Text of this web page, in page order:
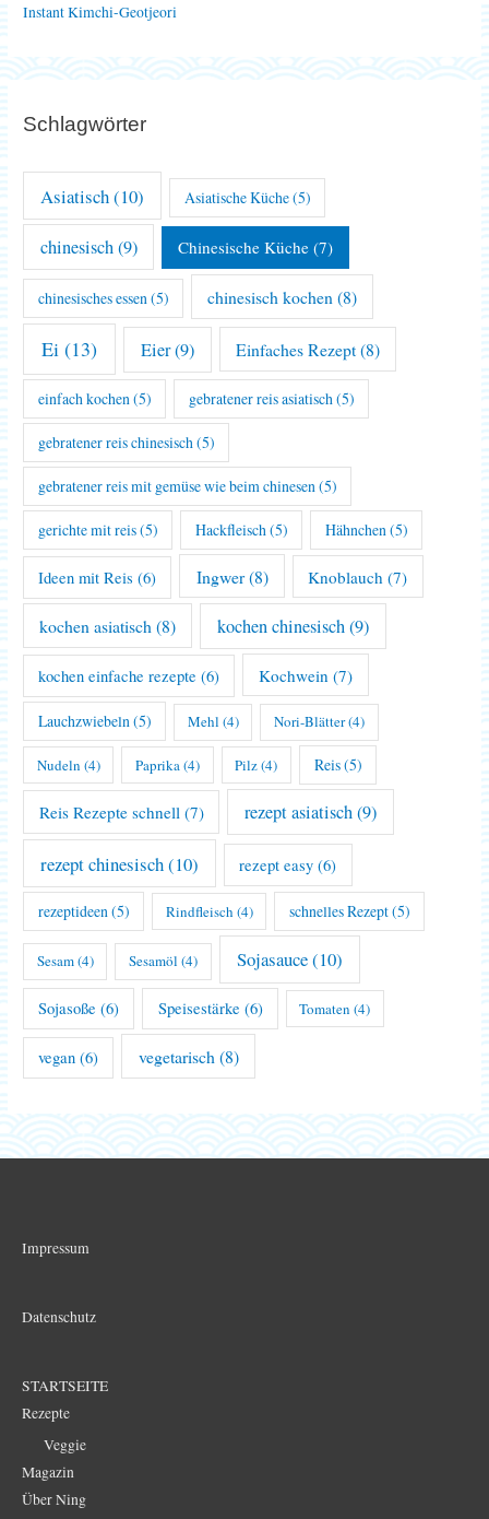
Instant Kimchi-Geotjeori
Schlagwörter
Asiatisch(10) Asiatische Küche(5)
chinesisch(9) Chinesische Küche (7)
chinesisches essen(5) chinesisch kochen(8)
Ei (13) Eier(9) Einfaches Rezept(8)
einfach kochen(5) gebratener reis asiatisch(5)
gebratener reis chinesisch(5)
gebratener reis mit gemüse wie beim chinesen(5)
gerichte mit reis(5) Hackfleisch (5) Hähnchen (5)
Ideen mit Reis (6) Ingwer(8) Knoblauch (7)
kochen asiatisch (8) kochen chinesisch(9)
kochen einfache rezepte (6) Kochwein (7)
Lauchzwiebeln(5) Mehl (4) Nori-Blätter(4)
Nudeln (4) Paprika(4) Pilz(4) Reis(5)
Reis Rezepte schnell(7) rezept asiatisch(9)
rezept chinesisch(10) rezept easy (6)
rezeptideen(5) Rindfleisch (4) schnelles Rezept(5)
Sesam(4) Sesamöl (4) Sojasauce(10)
Sojasoße (6) Speisestärke (6) Tomaten (4)
vegan (6) vegetarisch (8)
Impressum
Datenschutz
STARTSEITE
Rezepte
Veggie
Magazin
Über Ning